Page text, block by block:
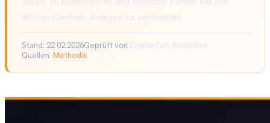
Bitcoin-Onchain-Analyse zu vermeiden.
Stand: 22.02.2026Geprüft von CryptoTuts Redaktion
Quellen: Methodik